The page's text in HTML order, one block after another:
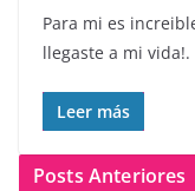
Para mi es
llegaste a mi
Leer más
Posts Anteriores